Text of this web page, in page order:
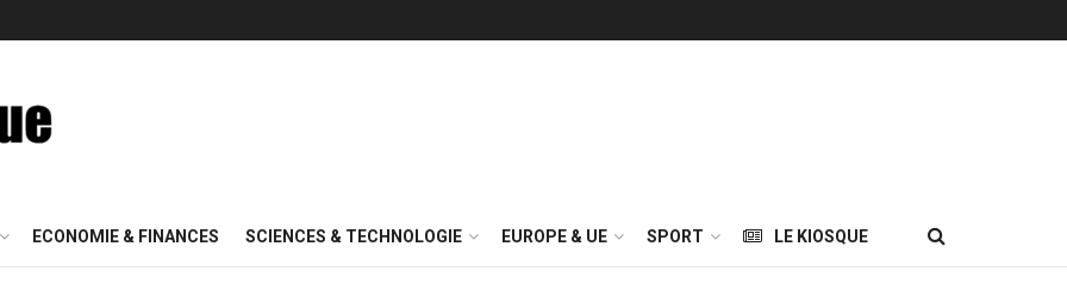
ECONOMIE & FINANCES SCIENCES & TECHNOLOGIE EUROPE & UE SPORT LE KIOSQUE